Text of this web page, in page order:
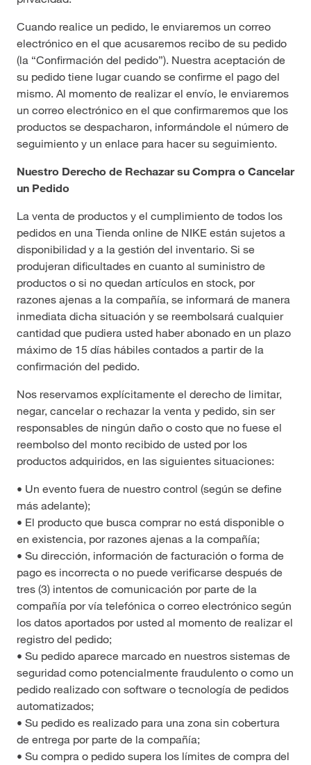
Cuando realice un pedido, le enviaremos un correo
electrónico en el que acusaremos recibo de su pedido
(la “Confirmación del pedido”). Nuestra aceptación de
su pedido tiene lugar cuando se confirme el pago del
mismo. Al momento de realizar el envío, le enviaremos
un correo electrónico en el que confirmaremos que los
productos se despacharon, informándole el número de
seguimiento y un enlace para hacer su seguimiento.
Nuestro Derecho de Rechazar su Compra o Cancelar
un Pedido
La venta de productos y el cumplimiento de todos los
pedidos en una Tienda online de NIKE están sujetos a
disponibilidad y a la gestión del inventario. Si se
produjeran dificultades en cuanto al suministro de
productos o si no quedan artículos en stock, por
razones ajenas a la compañía, se informará de manera
inmediata dicha situación y se reembolsará cualquier
cantidad que pudiera usted haber abonado en un plazo
máximo de 15 días hábiles contados a partir de la
confirmación del pedido.
Nos reservamos explícitamente el derecho de limitar,
negar, cancelar o rechazar la venta y pedido, sin ser
responsables de ningún daño o costo que no fuese el
reembolso del monto recibido de usted por los
productos adquiridos, en las siguientes situaciones:
• Un evento fuera de nuestro control (según se define
más adelante);
• El producto que busca comprar no está disponible o
en existencia, por razones ajenas a la compañía;
• Su dirección, información de facturación o forma de
pago es incorrecta o no puede verificarse después de
tres (3) intentos de comunicación por parte de la
compañía por vía telefónica o correo electrónico según
los datos aportados por usted al momento de realizar el
registro del pedido;
• Su pedido aparece marcado en nuestros sistemas de
seguridad como potencialmente fraudulento o como un
pedido realizado con software o tecnología de pedidos
automatizados;
• Su pedido es realizado para una zona sin cobertura
de entrega por parte de la compañía;
• Su compra o pedido supera los límites de compra del